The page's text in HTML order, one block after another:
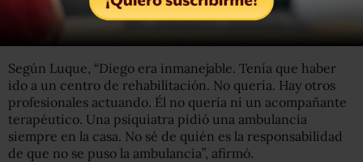
También de su vivienda “se secuestró una computadora y
legajo personal”, añadió.
Según Luque, “Diego era inmanejable. Tenía que haber
ido a un centro de rehabilitación. No quería. Hay otros
profesionales actuando. Él no quería ni un acompañante
terapéutico. Una psiquiatra pidió una ambulancia
siempre en la casa. No sé de quién es la responsabilidad
de que no se puso la ambulancia”, afirmó.